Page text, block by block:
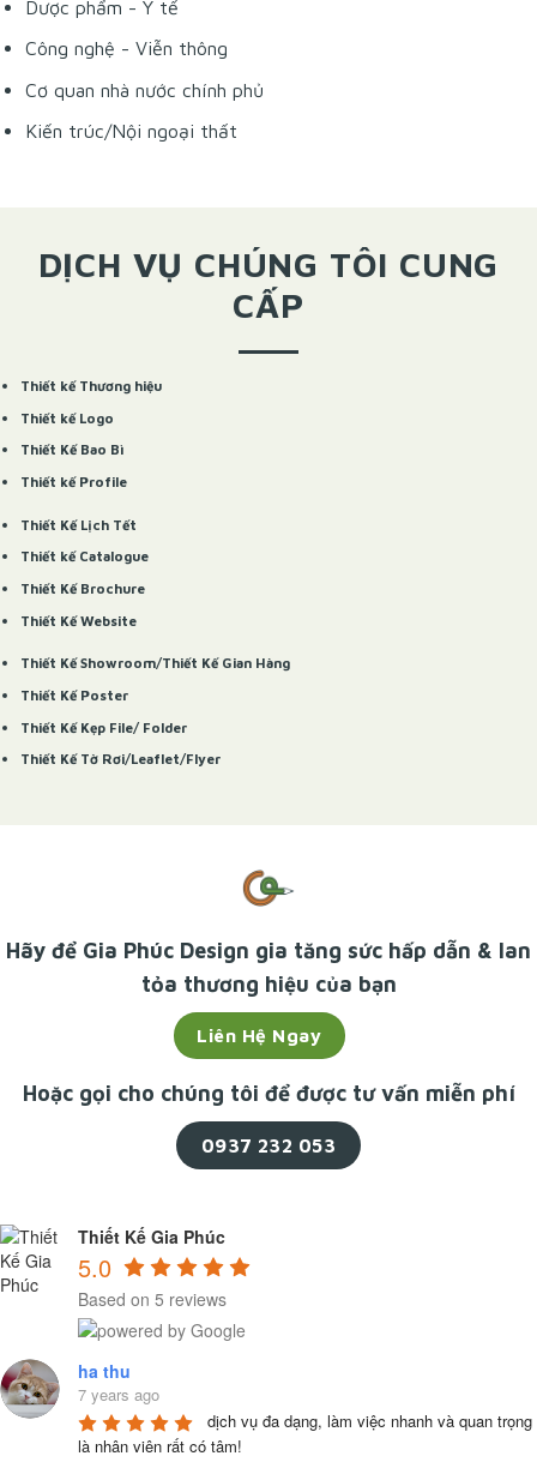
Dược phẩm - Y tế
Công nghệ - Viễn thông
Cơ quan nhà nước chính phủ
Kiến trúc/Nội ngoại thất
DỊCH VỤ CHÚNG TÔI CUNG
CẤP
Thiết kế Thương hiệu
Thiết kế Logo
Thiết Kế Bao Bì
Thiết kế Profile
Thiết Kế Lịch Tết
Thiết kế Catalogue
Thiết Kế Brochure
Thiết Kế Website
Thiết Kế Showroom/Thiết Kế Gian Hàng
Thiết Kế Poster
Thiết Kế Kẹp File/ Folder
Thiết Kế Tờ Rơi/Leaflet/Flyer
Hãy để Gia Phúc Design gia tăng sức hấp dẫn & lan
tỏa thương hiệu của bạn
Liên Hệ Ngay
Hoặc gọi cho chúng tôi để được tư vấn miễn phí
0937 232 053
Thiết Kế Gia Phúc
5.0
Based on 5 reviews
ha thu
7 years ago
dịch vụ đa dạng, làm việc nhanh và quan trọng
là nhân viên rất có tâm!